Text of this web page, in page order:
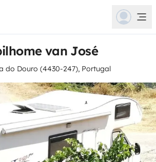
van José
do Douro (4430-247), Portugal